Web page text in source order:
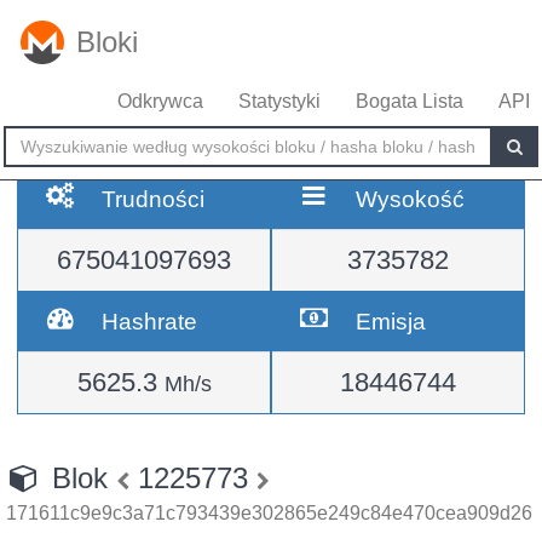
Bloki
Odkrywca Statystyki Bogata Lista API
Trudności
675041097693
Wysokość
3735782
Hashrate
5625.3 Mh/s
Emisja
18446744
Blok 1225773
171611c9e9c3a71c793439e302865e249c84e470cea909d26